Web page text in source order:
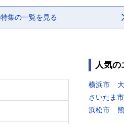
特集の一覧を見る
人気の
横浜市
さいたま市
浜松市